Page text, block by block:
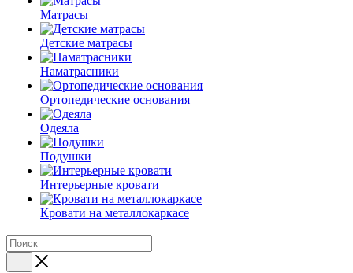
Матрасы
Детские матрасы
Наматрасники
Ортопедические основания
Одеяла
Подушки
Интерьерные кровати
Кровати на металлокаркасе